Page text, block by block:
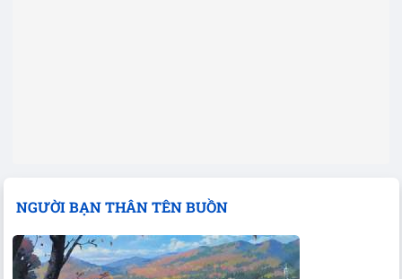
NGƯỜI BẠN THÂN TÊN BUỒN